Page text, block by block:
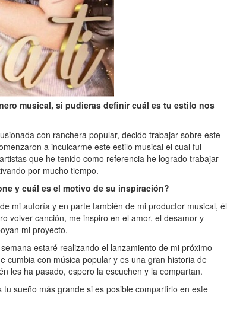
musical, si pudieras definir cuál es tu estilo nos
con ranchera popular, decido trabajar sobre este
a inculcarme este estilo musical el cual fui
que he tenido como referencia he logrado trabajar
por mucho tiempo.
y cuál es el motivo de su inspiración?
mi autoría y en parte también de mi productor musical, él
volver canción, me inspiro en el amor, el desamor y
mi proyecto.
estaré realizando el lanzamiento de mi próximo
cumbia con música popular y es una gran historia de
les ha pasado, espero la escuchen y la compartan.
sueño más grande si es posible compartirlo en este